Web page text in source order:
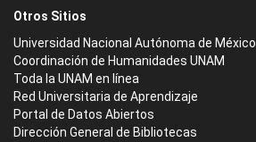
Otros Sitios
Universidad Nacional Autónoma de México
Coordinación de Humanidades UNAM
Toda la UNAM en línea
Red Universitaria de Aprendizaje
Portal de Datos Abiertos
Dirección General de Bibliotecas